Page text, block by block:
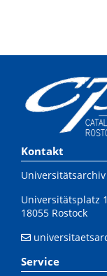
Kontakt
Universitätsarchiv
Universitätsplatz 1
18055 Rostock
Service